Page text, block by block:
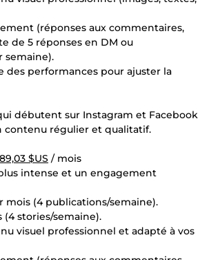
(réponses aux commentaires,
de 5 réponses en DM ou
semaine).
des performances pour ajuster la
débutent sur Instagram et Facebook
contenu régulier et qualitatif.
$US / mois
intense et un engagement
mois (4 publications/semaine).
(4 stories/semaine).
visuel professionnel et adapté à vos